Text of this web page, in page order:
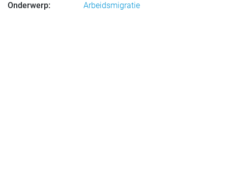
Onderwerp:
Arbeidsmigratie